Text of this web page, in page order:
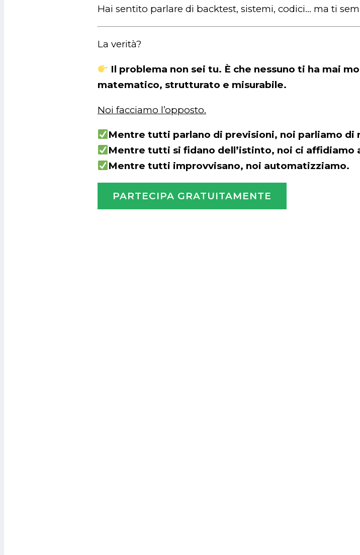
Hai sentito parlare di backtest, sistemi, codici… ma ti
La verità?
Il problema non sei tu. È che nessuno ti ha mai
matematico, strutturato e misurabile.
Noi facciamo l’opposto.
Mentre tutti parlano di previsioni, noi parliamo di
Mentre tutti si fidano dell’istinto, noi ci affidiamo
Mentre tutti improvvisano, noi automatizziamo.
PARTECIPA GRATUITAMENTE